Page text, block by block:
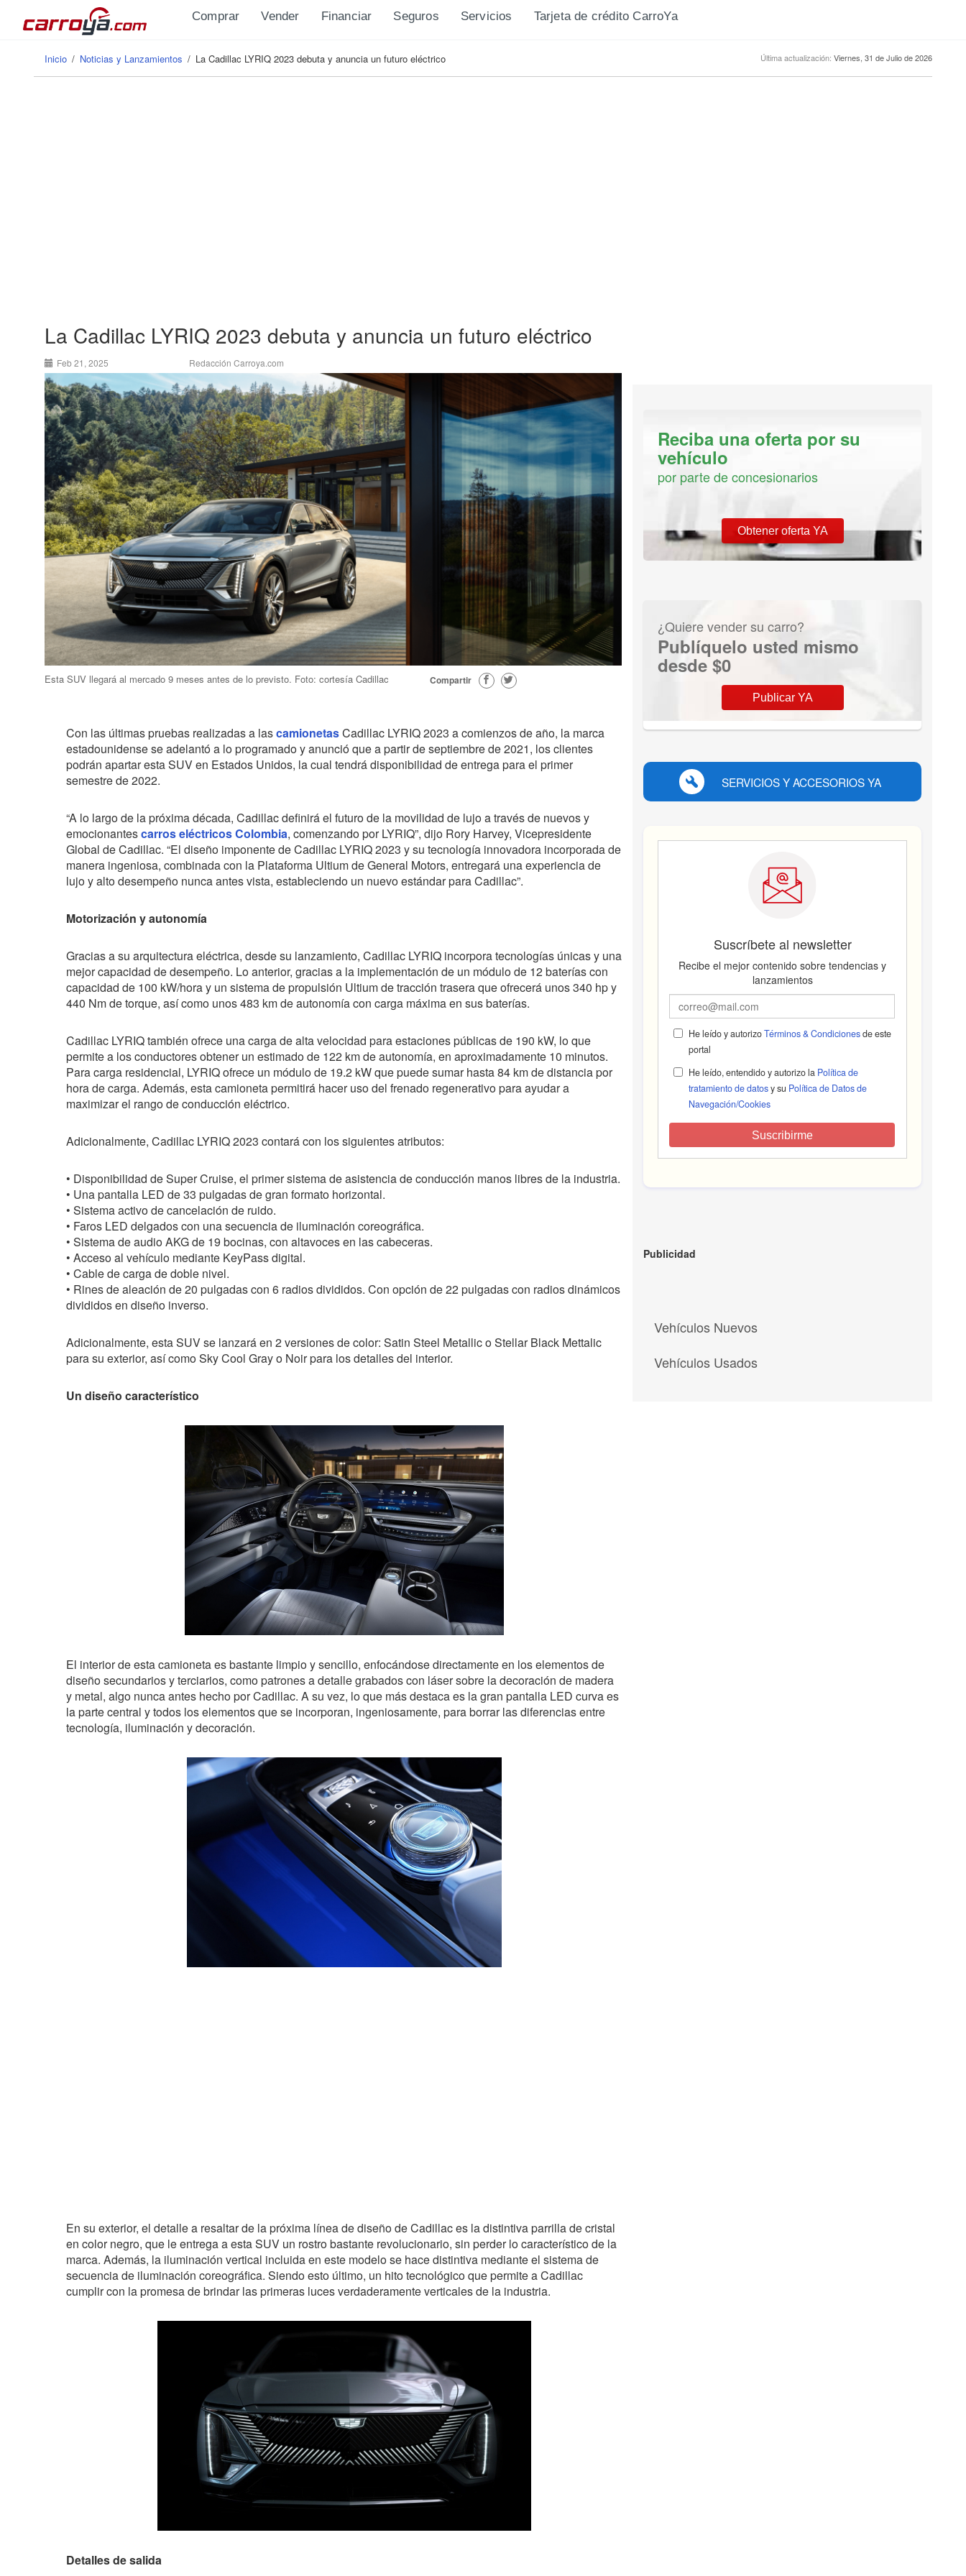
Pasar al contenido principal
Comprar Vender Financiar Seguros Servicios Tarjeta de crédito CarroYa
Se encuentra usted aquí
Inicio / Noticias y Lanzamientos / La Cadillac LYRIQ 2023 debuta y anuncia un futuro eléctrico Última actualización: Viernes, 31 de Julio de 2026
La Cadillac LYRIQ 2023 debuta y anuncia un futuro eléctrico
Feb 21, 2025 Redacción Carroya.com
Esta SUV llegará al mercado 9 meses antes de lo previsto. Foto: cortesía Cadillac Compartir
Con las últimas pruebas realizadas a lascamionetasCadillac LYRIQ 2023 a comienzos de año, la marca
estadounidense se adelantó a lo programado y anunció que a partir de septiembre de 2021, los clientes
podrán apartar esta SUV en Estados Unidos, la cual tendrá disponibilidad de entrega para el primer
semestre de 2022.
“A lo largo de la próxima década, Cadillac definirá el futuro de la movilidad de lujo a través de nuevos y
emocionantescarros eléctricos Colombia, comenzando por LYRIQ”, dijo Rory Harvey, Vicepresidente
Global de Cadillac. “El diseño imponente de Cadillac LYRIQ 2023 y su tecnología innovadora incorporada de
manera ingeniosa, combinada con la Plataforma Ultium de General Motors, entregará una experiencia de
lujo y alto desempeño nunca antes vista, estableciendo un nuevo estándar para Cadillac”.
Motorización y autonomía
Gracias a su arquitectura eléctrica, desde su lanzamiento, Cadillac LYRIQ incorpora tecnologías únicas y una
mejor capacidad de desempeño. Lo anterior, gracias a la implementación de un módulo de 12 baterías con
capacidad de 100 kW/hora y un sistema de propulsión Ultium de tracción trasera que ofrecerá unos 340 hp y
440 Nm de torque, así como unos 483 km de autonomía con carga máxima en sus baterías.
Cadillac LYRIQ también ofrece una carga de alta velocidad para estaciones públicas de 190 kW, lo que
permite a los conductores obtener un estimado de 122 km de autonomía, en aproximadamente 10 minutos.
Para carga residencial, LYRIQ ofrece un módulo de 19.2 kW que puede sumar hasta 84 km de distancia por
hora de carga. Además, esta camioneta permitirá hacer uso del frenado regenerativo para ayudar a
maximizar el rango de conducción eléctrico.
Adicionalmente, Cadillac LYRIQ 2023 contará con los siguientes atributos:
• Disponibilidad de Super Cruise, el primer sistema de asistencia de conducción manos libres de la industria.
• Una pantalla LED de 33 pulgadas de gran formato horizontal.
• Sistema activo de cancelación de ruido.
• Faros LED delgados con una secuencia de iluminación coreográfica.
• Sistema de audio AKG de 19 bocinas, con altavoces en las cabeceras.
• Acceso al vehículo mediante KeyPass digital.
• Cable de carga de doble nivel.
• Rines de aleación de 20 pulgadas con 6 radios divididos. Con opción de 22 pulgadas con radios dinámicos
divididos en diseño inverso.
Adicionalmente, esta SUV se lanzará en 2 versiones de color: Satin Steel Metallic o Stellar Black Mettalic
para su exterior, así como Sky Cool Gray o Noir para los detalles del interior.
Un diseño característico
El interior de esta camioneta es bastante limpio y sencillo, enfocándose directamente en los elementos de
diseño secundarios y terciarios, como patrones a detalle grabados con láser sobre la decoración de madera
y metal, algo nunca antes hecho por Cadillac. A su vez, lo que más destaca es la gran pantalla LED curva es
la parte central y todos los elementos que se incorporan, ingeniosamente, para borrar las diferencias entre
tecnología, iluminación y decoración.
En su exterior, el detalle a resaltar de la próxima línea de diseño de Cadillac es la distintiva parrilla de cristal
en color negro, que le entrega a esta SUV un rostro bastante revolucionario, sin perder lo característico de la
marca. Además, la iluminación vertical incluida en este modelo se hace distintiva mediante el sistema de
secuencia de iluminación coreográfica. Siendo esto último, un hito tecnológico que permite a Cadillac
cumplir con la promesa de brindar las primeras luces verdaderamente verticales de la industria.
Detalles de salida
Reciba una oferta por su
vehículo
por parte de concesionarios
Obtener oferta YA
¿Quiere vender su carro?
Publíquelo usted mismo
desde $0
Publicar YA
SERVICIOS Y ACCESORIOS YA
Suscríbete al newsletter
Recibe el mejor contenido sobre tendencias y
lanzamientos
He leído y autorizoTérminos & Condicionesde este
portal
He leído, entendido y autorizo la Política de
tratamiento de datosy su Política de Datos de
Navegación/Cookies
Suscribirme
Publicidad
Vehículos Nuevos
Vehículos Usados